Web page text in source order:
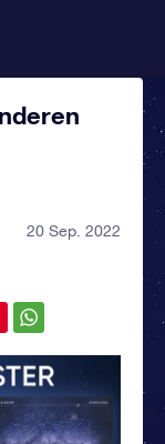
20 Sep. 2022